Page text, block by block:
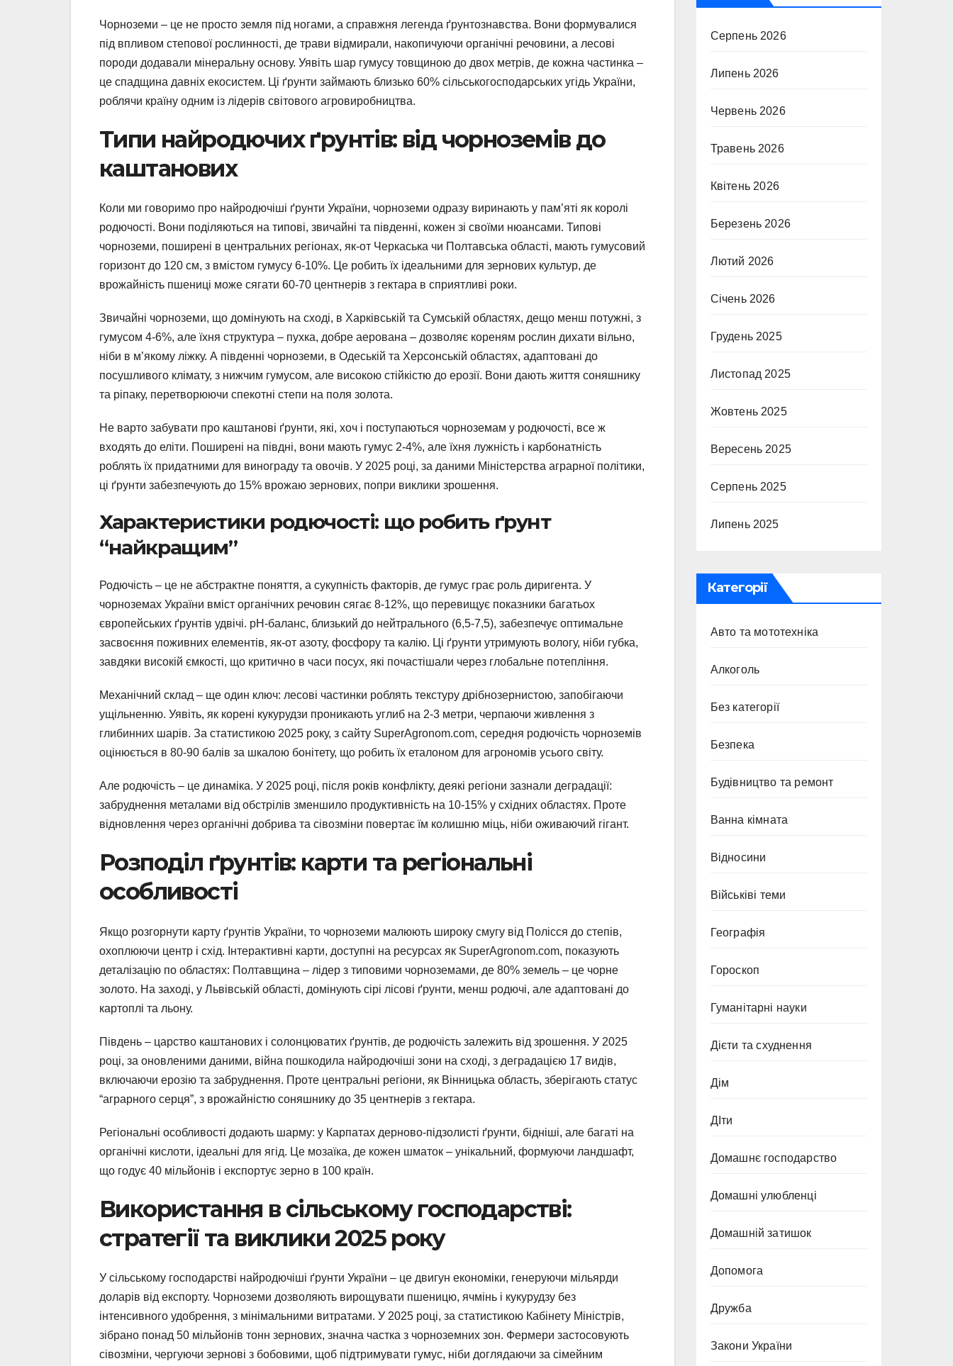
Чорноземи – це не просто земля під ногами, а справжня легенда ґрунтознавства. Вони формувалися
під впливом степової рослинності, де трави відмирали, накопичуючи органічні речовини, а лесові
породи додавали мінеральну основу. Уявіть шар гумусу товщиною до двох метрів, де кожна частинка –
це спадщина давніх екосистем. Ці ґрунти займають близько 60% сільськогосподарських угідь України,
роблячи країну одним із лідерів світового агровиробництва.
Типи найродючих ґрунтів: від чорноземів до
каштанових
Коли ми говоримо про найродючіші ґрунти України, чорноземи одразу виринають у пам’яті як королі
родючості. Вони поділяються на типові, звичайні та південні, кожен зі своїми нюансами. Типові
чорноземи, поширені в центральних регіонах, як-от Черкаська чи Полтавська області, мають гумусовий
горизонт до 120 см, з вмістом гумусу 6-10%. Це робить їх ідеальними для зернових культур, де
врожайність пшениці може сягати 60-70 центнерів з гектара в сприятливі роки.
Звичайні чорноземи, що домінують на сході, в Харківській та Сумській областях, дещо менш потужні, з
гумусом 4-6%, але їхня структура – пухка, добре аерована – дозволяє кореням рослин дихати вільно,
ніби в м’якому ліжку. А південні чорноземи, в Одеській та Херсонській областях, адаптовані до
посушливого клімату, з нижчим гумусом, але високою стійкістю до ерозії. Вони дають життя соняшнику
та ріпаку, перетворюючи спекотні степи на поля золота.
Не варто забувати про каштанові ґрунти, які, хоч і поступаються чорноземам у родючості, все ж
входять до еліти. Поширені на півдні, вони мають гумус 2-4%, але їхня лужність і карбонатність
роблять їх придатними для винограду та овочів. У 2025 році, за даними Міністерства аграрної політики,
ці ґрунти забезпечують до 15% врожаю зернових, попри виклики зрошення.
Характеристики родючості: що робить ґрунт
“найкращим”
Родючість – це не абстрактне поняття, а сукупність факторів, де гумус грає роль диригента. У
чорноземах України вміст органічних речовин сягає 8-12%, що перевищує показники багатьох
європейських ґрунтів удвічі. pH-баланс, близький до нейтрального (6,5-7,5), забезпечує оптимальне
засвоєння поживних елементів, як-от азоту, фосфору та калію. Ці ґрунти утримують вологу, ніби губка,
завдяки високій ємкості, що критично в часи посух, які почастішали через глобальне потепління.
Механічний склад – ще один ключ: лесові частинки роблять текстуру дрібнозернистою, запобігаючи
ущільненню. Уявіть, як корені кукурудзи проникають углиб на 2-3 метри, черпаючи живлення з
глибинних шарів. За статистикою 2025 року, з сайту SuperAgronom.com, середня родючість чорноземів
оцінюється в 80-90 балів за шкалою бонітету, що робить їх еталоном для агрономів усього світу.
Але родючість – це динаміка. У 2025 році, після років конфлікту, деякі регіони зазнали деградації:
забруднення металами від обстрілів зменшило продуктивність на 10-15% у східних областях. Проте
відновлення через органічні добрива та сівозміни повертає їм колишню міць, ніби оживаючий гігант.
Розподіл ґрунтів: карти та регіональні
особливості
Якщо розгорнути карту ґрунтів України, то чорноземи малюють широку смугу від Полісся до степів,
охоплюючи центр і схід. Інтерактивні карти, доступні на ресурсах як SuperAgronom.com, показують
деталізацію по областях: Полтавщина – лідер з типовими чорноземами, де 80% земель – це чорне
золото. На заході, у Львівській області, домінують сірі лісові ґрунти, менш родючі, але адаптовані до
картоплі та льону.
Південь – царство каштанових і солонцюватих ґрунтів, де родючість залежить від зрошення. У 2025
році, за оновленими даними, війна пошкодила найродючіші зони на сході, з деградацією 17 видів,
включаючи ерозію та забруднення. Проте центральні регіони, як Вінницька область, зберігають статус
“аграрного серця”, з врожайністю соняшнику до 35 центнерів з гектара.
Регіональні особливості додають шарму: у Карпатах дерново-підзолисті ґрунти, бідніші, але багаті на
органічні кислоти, ідеальні для ягід. Це мозаїка, де кожен шматок – унікальний, формуючи ландшафт,
що годує 40 мільйонів і експортує зерно в 100 країн.
Використання в сільському господарстві:
стратегії та виклики 2025 року
У сільському господарстві найродючіші ґрунти України – це двигун економіки, генеруючи мільярди
доларів від експорту. Чорноземи дозволяють вирощувати пшеницю, ячмінь і кукурудзу без
інтенсивного удобрення, з мінімальними витратами. У 2025 році, за статистикою Кабінету Міністрів,
зібрано понад 50 мільйонів тонн зернових, значна частка з чорноземних зон. Фермери застосовують
сівозміни, чергуючи зернові з бобовими, щоб підтримувати гумус, ніби доглядаючи за сімейним
Серпень 2026
Липень 2026
Червень 2026
Травень 2026
Квітень 2026
Березень 2026
Лютий 2026
Січень 2026
Грудень 2025
Листопад 2025
Жовтень 2025
Вересень 2025
Серпень 2025
Липень 2025
Категорії
Авто та мототехніка
Алкоголь
Без категорії
Безпека
Будівництво та ремонт
Ванна кімната
Відносини
Військіві теми
Географія
Гороскоп
Гуманітарні науки
Дієти та схуднення
Дім
ДІти
Домашнє господарство
Домашні улюбленці
Домашній затишок
Допомога
Дружба
Закони України